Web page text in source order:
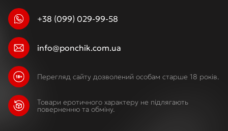
+38 (099) 029-99-58
info@ponchik.com.ua
Перегляд сайту дозволений особам старше 18 років.
Товари еротичного характеру не підлягають
поверненню та обміну.